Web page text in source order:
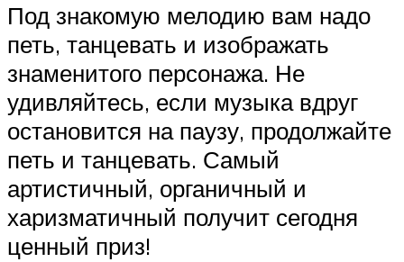
Под знакомую мелодию вам надо
петь, танцевать и изображать
знаменитого персонажа. Не
удивляйтесь, если музыка вдруг
остановится на паузу, продолжайте
петь и танцевать. Самый
артистичный, органичный и
харизматичный получит сегодня
ценный приз!